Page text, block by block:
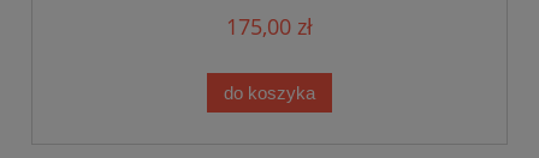
175,00 zł
do koszyka